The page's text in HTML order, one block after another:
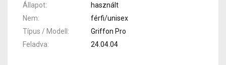
Állapot
használt
Nem
férfi/unisex
Típus / Modell
Griffon Pro
Feladva
24.04.04